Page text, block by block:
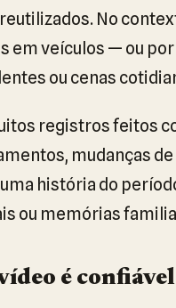
No
em veículos — ou
ou cenas
registros feitos
mudanças de
história do
ou memórias
é confiável